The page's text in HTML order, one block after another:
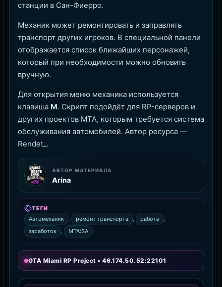
станции в Сан-Фиерро.
Механик может ремонтировать и заправлять
транспорт других игроков. В специальной панели
отображается список ближайших персонажей,
который при необходимости можно обновить
вручную.
Для открытия меню механика используется
клавиша M. Скрипт подойдёт для RP-серверов и
других проектов MTA, которым требуется система
обслуживания автомобилей. Автор ресурса —
Rendet_.
АВТОР МАТЕРИАЛА
Arina
ТЕГИ
Автомеханик
, ремонт транспорта , работа
,
заработок
, MTA:SA
GTA Miami RP Project • 46.174.50.52:22101